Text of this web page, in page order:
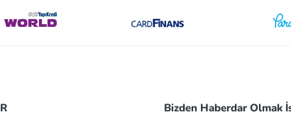
Bizden Haberdar Olmak